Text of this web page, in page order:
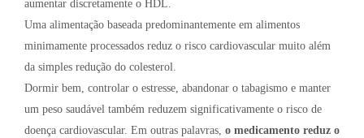
aumentar discretamente o HDL.
Uma alimentação baseada predominantemente em alimentos
minimamente processados reduz o risco cardiovascular muito além
da simples redução do colesterol.
Dormir bem, controlar o estresse, abandonar o tabagismo e manter
um peso saudável também reduzem significativamente o risco de
doença cardiovascular. Em outras palavras, o medicamento reduz o